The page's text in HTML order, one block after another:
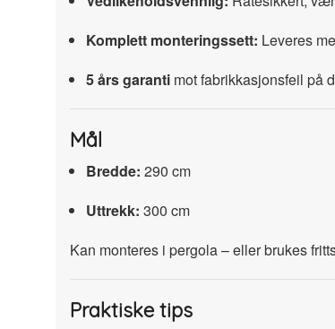
Komplett monteringssett: Leveres
5 års garantimot fabrikkasjonsfeil på
Mål
Bredde: 290 cm
Uttrekk: 300 cm
Kan monteres i pergola – eller brukes
Praktiske tips